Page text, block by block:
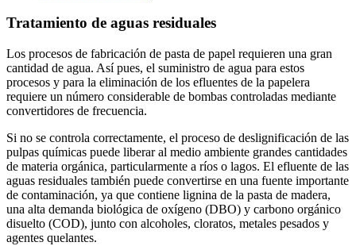
Tratamiento de aguas residuales
Los procesos de fabricación de pasta de papel requieren una gran
cantidad de agua. Así pues, el suministro de agua para estos
procesos y para la eliminación de los efluentes de la papelera
requiere un número considerable de bombas controladas mediante
convertidores de frecuencia.
Si no se controla correctamente, el proceso de deslignificación de las
pulpas químicas puede liberar al medio ambiente grandes cantidades
de materia orgánica, particularmente a ríos o lagos. El efluente de las
aguas residuales también puede convertirse en una fuente importante
de contaminación, ya que contiene lignina de la pasta de madera,
una alta demanda biológica de oxígeno (DBO) y carbono orgánico
disuelto (COD), junto con alcoholes, cloratos, metales pesados y
agentes quelantes.